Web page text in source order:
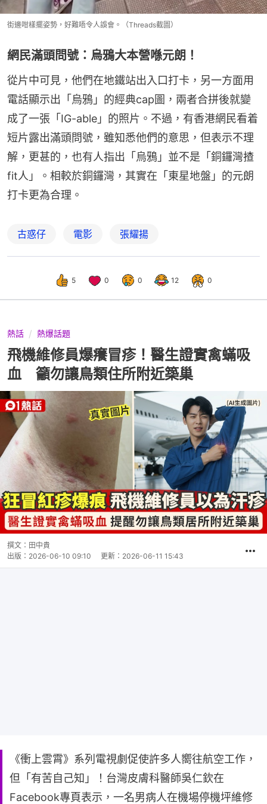
街邊咁樣擺姿勢，好難唔令人誤會。（Threads截圖）
網民滿頭問號：烏鴉大本營喺元朗！
從片中可見，他們在地鐵站出入口打卡，另一方面用
電話顯示出「烏鴉」的經典cap圖，兩者合拼後就變
成了一張「IG-able」的照片。不過，有香港網民看着
短片露出滿頭問號，雖知悉他們的意思，但表示不理
解，更甚的，也有人指出「烏鴉」並不是「銅鑼灣揸
fit人」。相較於銅鑼灣，其實在「東星地盤」的元朗
打卡更為合理。
古惑仔 電影 張耀揚
5 0 0 12 0
熱話 熱爆話題
飛機維修員爆癢冒疹！醫生證實禽蟎吸
血 籲勿讓鳥類住所附近築巢
撰文： 田中貴
出版： 2026-06-10 09:10 更新： 2026-06-11 15:43
《衝上雲霄》系列電視劇促使許多人嚮往航空工作，
但「有苦自己知」！台灣皮膚科醫師吳仁欽在
Facebook專頁表示，一名男病人在機場停機坪維修